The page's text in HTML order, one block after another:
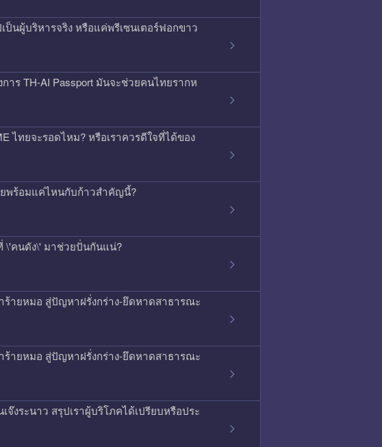
ป็นผู้บริหารจริง หรือแค่พรีเซนเตอร์ฟอกขาว
าร TH-AI Passport มันจะช่วยคนไทยรากห
ไทยจะรอดไหม? หรือเราควรดีใจที่ได้ของ
พร้อมแค่ไหนกับก้าวสำคัญนี้?
\'คนดัง\' มาช่วยปั่นกันแน่?
ร้ายหมอ สู่ปัญหาฝรั่งกร่าง-ยึดหาดสาธารณะ
ร้ายหมอ สู่ปัญหาฝรั่งกร่าง-ยึดหาดสาธารณะ
งระนาว สรุปเราผู้บริโภคได้เปรียบหรือประ